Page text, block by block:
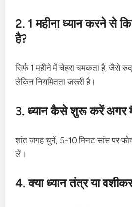
2. 1 महीना ध्यान करने से
है?
सिर्फ 1 महीने में चेहरा चमकता है, जैसे
लेकिन नियमितता जरूरी है।
3. ध्यान कैसे शुरू करें अगर मैं
शांत जगह चुनें, 5-10 मिनट सांस पर
लें।
4. क्या ध्यान तंत्र या